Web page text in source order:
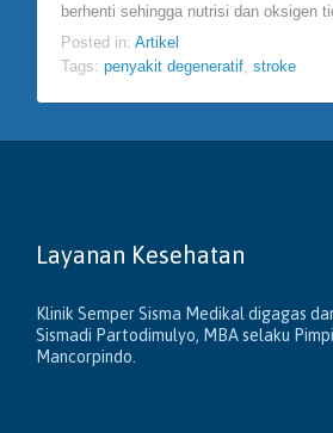
berhenti sehingga nutrisi dan oksigen
Posted in: Artikel
Tags: penyakit degeneratif, stroke
Layanan Kesehatan
Klinik Semper Sisma Medikal digagas
Sismadi Partodimulyo, MBA selaku
Mancorpindo.